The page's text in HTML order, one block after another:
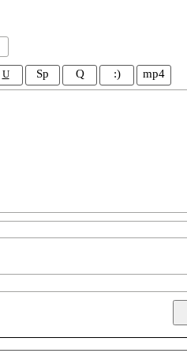
U Sp Q :) mp4